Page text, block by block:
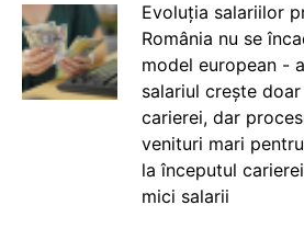
Evoluția salariilor
România nu se
model european -
salariul crește
carierei, dar
venituri mari
la începutul
mici salarii